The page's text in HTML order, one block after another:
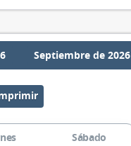
Septiembre de 2026
Sábado